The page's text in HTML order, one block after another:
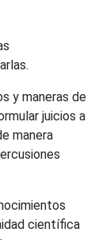
y maneras de
juicios a
manera
científica